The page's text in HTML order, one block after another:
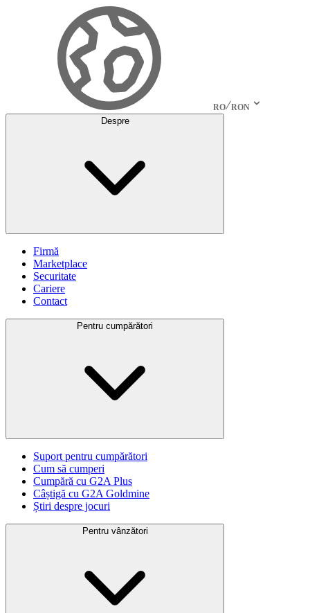
RO RON
Despre
Firmă
Marketplace
Securitate
Cariere
Contact
Pentru cumpărători
Suport pentru cumpărători
Cum să cumperi
Cumpără cu G2A Plus
Câștigă cu G2A Goldmine
Știri despre jocuri
Pentru vânzători